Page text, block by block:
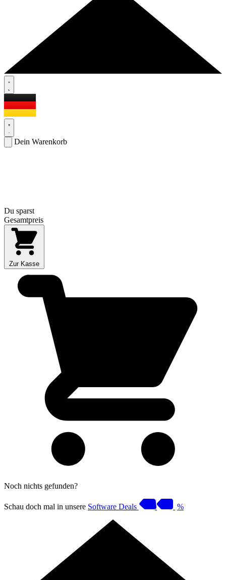
Dein Warenkorb
Du sparst
Gesamtpreis
Zur Kasse
Noch nichts gefunden?
Schau doch mal in unsere Software Deals %